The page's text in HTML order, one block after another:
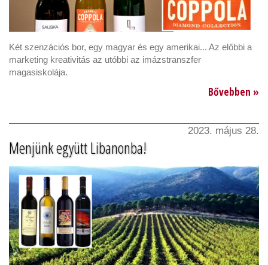
Két szenzációs bor, egy magyar és egy amerikai... Az előbbi a
marketing kreativitás az utóbbi az imázstranszfer
magasiskolája.
Bővebben »
2023. május 28.
Menjünk együtt Libanonba!